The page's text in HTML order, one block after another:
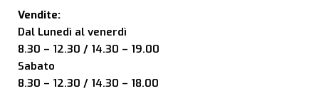
Vendite:
Dal Lunedì al venerdì
8.30 – 12.30 / 14.30 – 19.00
Sabato
8.30 – 12.30 / 14.30 – 18.00